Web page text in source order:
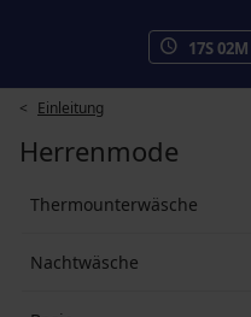
17S02M
Einleitung
Herrenmode
Thermounterwäsche
Nachtwäsche